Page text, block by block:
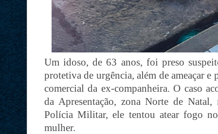
Um idoso, de 63 anos, foi preso
protetiva de urgência, além de ameaçar
comercial da ex-companheira. O caso
da Apresentação, zona Norte de
Polícia Militar, ele tentou atear fogo
mulher.